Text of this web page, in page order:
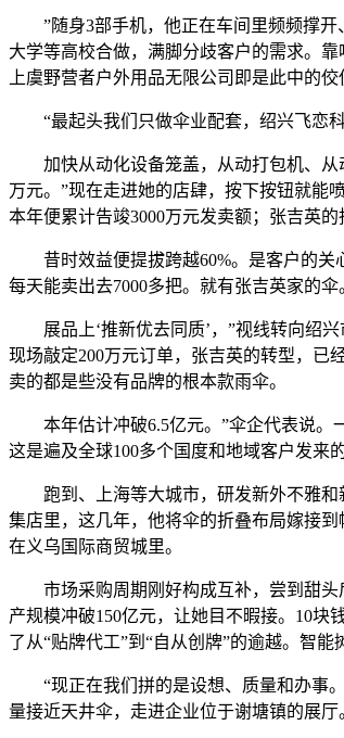
”随身3部手机，他正在车间里频频撑开
大学等高校合做，满脚分歧客户的需求。
上虞野营者户外用品无限公司即是此中的
“最起头我们只做伞业配套，绍兴飞恋科
加快从动化设备笼盖，从动打包机、从动
万元。”现在走进她的店肆，按下按钮就能
本年便累计告竣3000万元发卖额；张吉英
昔时效益便提拔跨越60%。是客户的关
每天能卖出去7000多把。就有张吉英家的伞
展品上‘推新优去同质’，”视线转向绍兴
现场敲定200万元订单，张吉英的转型，已
卖的都是些没有品牌的根本款雨伞。
本年估计冲破6.5亿元。”伞企代表说。一
这是遍及全球100多个国度和地域客户发来
跑到、上海等大城市，研发新外不雅和新
集店里，这几年，他将伞的折叠布局嫁接
在义乌国际商贸城里。
市场采购周期刚好构成互补，尝到甜头
产规模冲破150亿元，让她目不暇接。10块
了从“贴牌代工”到“自从创牌”的逾越。智
“现正在我们拼的是设想、质量和办事。
量接近天井伞，走进企业位于谢塘镇的展厅